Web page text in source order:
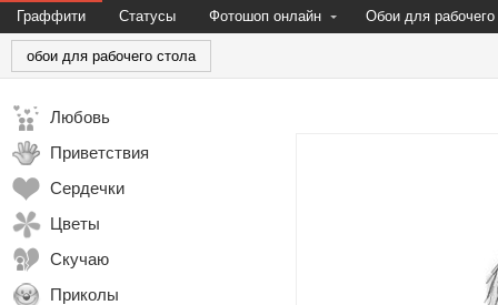
Граффити Статусы Фотошоп онлайн Обои для рабочего
обои для рабочего стола
Любовь
Приветствия
Сердечки
Цветы
Скучаю
Приколы